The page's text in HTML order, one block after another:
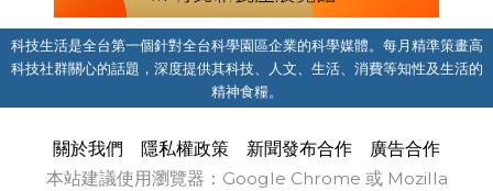
科技生活是全台第一個針對全台科學園區企業的科學媒體。每月精準策畫高
科技社群關心的話題，深度提供其科技、人文、生活、消費等知性及生活的
精神食糧。
關於我們 隱私權政策 新聞發布合作
廣告合作
本站建議使用瀏覽器：Google Chrome 或 Mozilla